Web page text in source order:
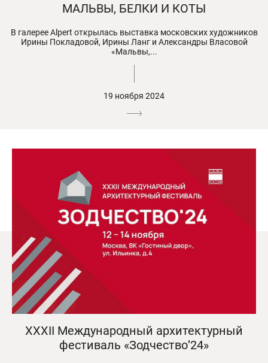
МАЛЬВЫ, БЕЛКИ И КОТЫ
В галерее Alpert открылась выставка московских художников
Ирины Покладовой, Ирины Ланг и Александры Власовой
«Мальвы,...
19 ноября 2024
XXXII Международный архитектурный
фестиваль «Зодчество’24»